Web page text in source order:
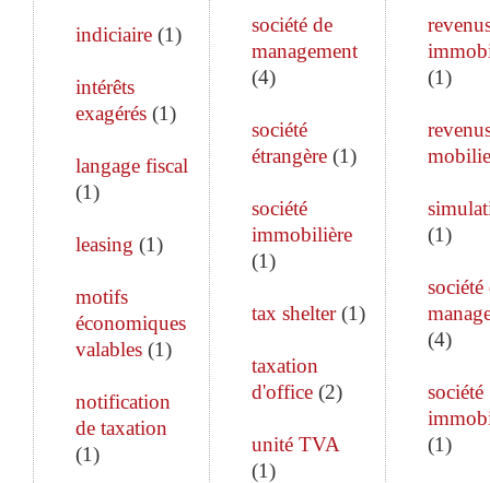
indiciaire (1)
intérêts
exagérés (1)
langage fiscal
(1)
leasing (1)
motifs
économiques
valables (1)
notification
de taxation
(1)
société de
management
(4)
société
étrangère(1)
société
immobilière
(1)
tax shelter(1)
taxation
d'office(2)
unité TVA
(1)
(1)
(1)
société
(4)
société
(1)